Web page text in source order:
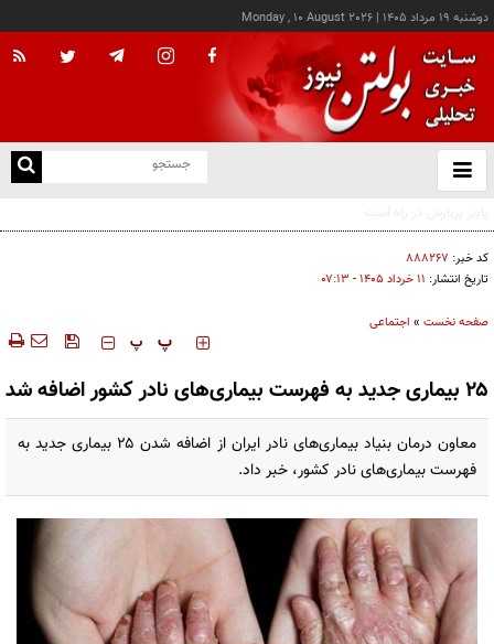
دوشنبه ۱۹ مرداد ۱۴۰۵ |
Monday , 10 August 2026
باز
و
کد خبر: ۸۸۸۲۶۷
تاریخ انتشار: ۱۱ خرداد ۱۴۰۵ - ۰۷:۱۳
صفحه نخست » اجتماعی
‍‍‍ پ پ
۲۵ بیماری جدید به فهرست بیماری‌های نادر کشور اضافه شد
معاون درمان بنیاد بیماری‌های نادر ایران از اضافه شدن ۲۵ بیماری جدید به
فهرست بیماری‌های نادر کشور، خبر داد.